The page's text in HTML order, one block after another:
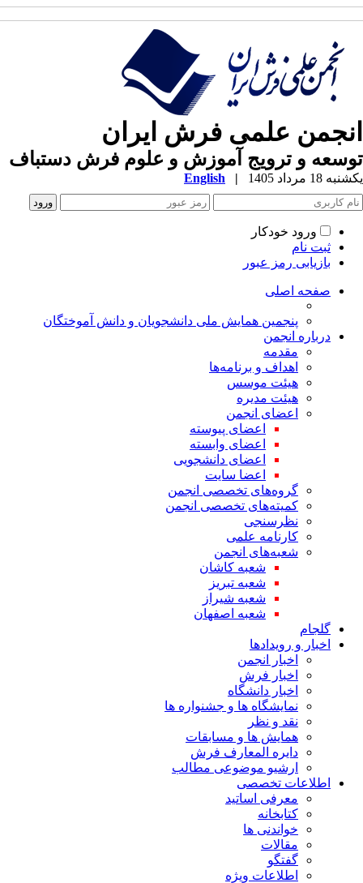
علمی فرش ایران
و ترویج آموزش و علوم فرش دستباف
18 مرداد 1405 |
English
ورود خودکار
ثبت نام
بازیابی رمز عبور
صفحه اصلی
پنجمین همایش ملی دانشجویان و دانش آموختگان
درباره انجمن
مقدمه
اهداف و برنامه‌ها
هیئت موسس
هیئت مدیره
اعضای انجمن
اعضای پیوسته
اعضای وابسته
اعضای دانشجویی
اعضا سایت
گروه‌های تخصصی انجمن
کمیته‌های تخصصی انجمن
نظرسنجی
کارنامه علمی
شعبه‌های انجمن
شعبه کاشان
شعبه تبریز
شعبه شیراز
شعبه اصفهان
گلجام
اخبار و رویدادها
اخبار انجمن
اخبار فرش
اخبار دانشگاه
نمایشگاه ها و جشنواره ها
نقد و نظر
همایش ها و مسابقات
دایره المعارف فرش
ارشیو موضوعی مطالب
اطلاعات تخصصی
معرفی اساتید
کتابخانه
خواندنی ها
مقالات
گفتگو
اطلاعات ویژه